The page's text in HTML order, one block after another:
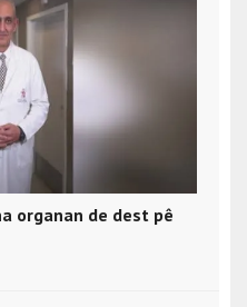
organan de dest pê